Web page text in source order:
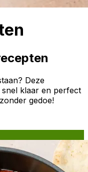
Deze
klaar en perfect
gedoe!